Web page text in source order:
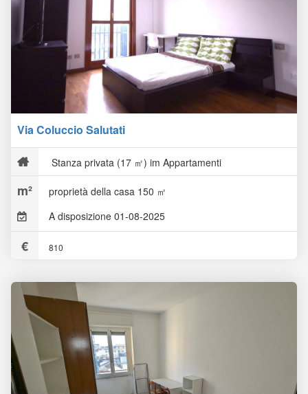
Via Coluccio Salutati
Stanza privata (17 ㎡) im Appartamenti
proprietà della casa 150 ㎡
A disposizione 01-08-2025
810